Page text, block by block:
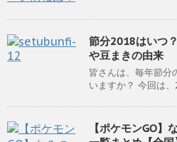
節分2018はいつ
や豆まきの由来
皆さんは、毎年節分
いますか？ 今回は
【ポケモンGO